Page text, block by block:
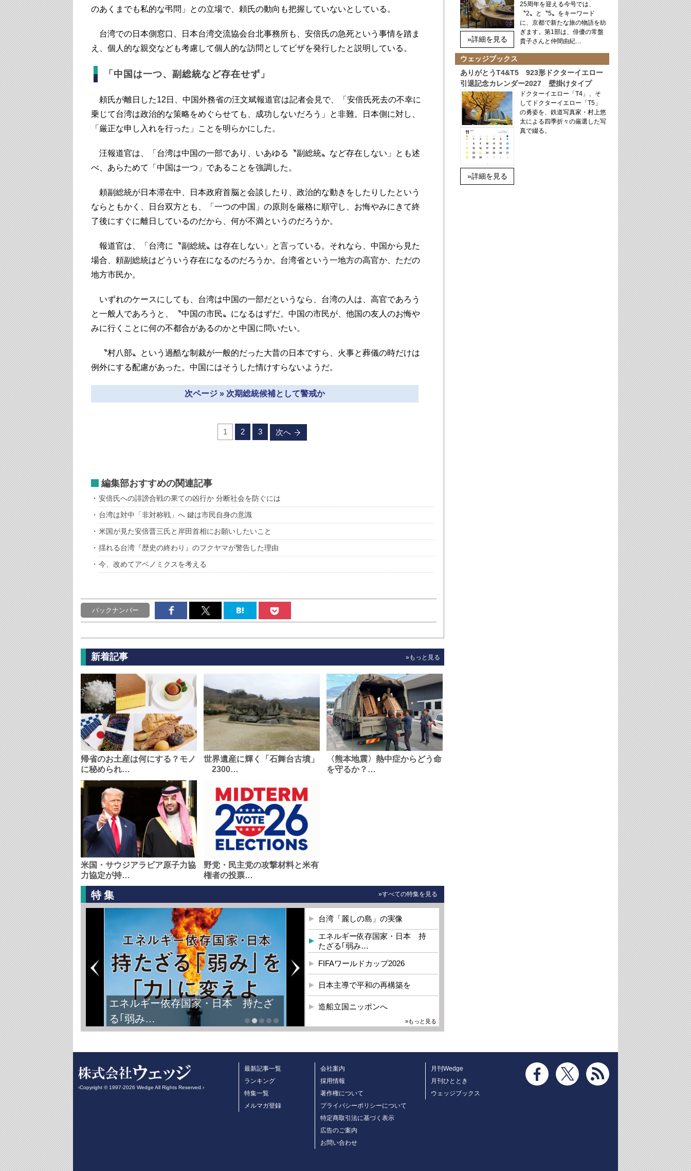
のあくまでも私的な弔問」との立場で、頼氏の動向も把握していないとしている。
台湾での日本側窓口、日本台湾交流協会台北事務所も、安倍氏の急死という事情を踏ま
え、個人的な親交なども考慮して個人的な訪問としてビザを発行したと説明している。
「中国は一つ、副総統など存在せず」
頼氏が離日した12日、中国外務省の汪文斌報道官は記者会見で、「安倍氏死去の不幸に
乗じて台湾は政治的な策略をめぐらせても、成功しないだろう」と非難。日本側に対し、
「厳正な申し入れを行った」ことを明らかにした。
汪報道官は、「台湾は中国の一部であり、いあゆる〝副総統〟など存在しない」とも述
べ、あらためて「中国は一つ」であることを強調した。
頼副総統が日本滞在中、日本政府首脳と会談したり、政治的な動きをしたりしたという
ならともかく、日台双方とも、「一つの中国」の原則を厳格に順守し、お悔やみにきて終
了後にすぐに離日しているのだから、何が不満というのだろうか。
報道官は、「台湾に〝副総統〟は存在しない」と言っている。それなら、中国から見た
場合、頼副総統はどういう存在になるのだろうか。台湾省という一地方の高官か、ただの
地方市民か。
いずれのケースにしても、台湾は中国の一部だというなら、台湾の人は、高官であろう
と一般人であろうと、〝中国の市民〟になるはずだ。中国の市民が、他国の友人のお悔や
みに行くことに何の不都合があるのかと中国に問いたい。
〝村八部〟という過酷な制裁が一般的だった大昔の日本ですら、火事と葬儀の時だけは
例外にする配慮があった。中国にはそうした情けすらないようだ。
次ページ » 次期総統候補として警戒か
1 2 3 次へ
編集部おすすめの関連記事
安倍氏への誹謗合戦の果ての凶行か 分断社会を防ぐには
台湾は対中「非対称戦」へ 鍵は市民自身の意識
米国が見た安倍晋三氏と岸田首相にお願いしたいこと
揺れる台湾『歴史の終わり』のフクヤマが警告した理由
今、改めてアベノミクスを考える
バックナンバー
新着記事 »もっと見る
帰省のお土産は何にする？モノ
に秘められ…
世界遺産に輝く「石舞台古墳」
2300…
〈熊本地震〉熱中症からどう命
を守るか？…
米国・サウジアラビア原子力協
力協定が持…
野党・民主党の攻撃材料と米有
権者の投票…
特集 »すべての特集を見る
FIFAワールドカップ2026
台湾「麗しの島」の実像
エネルギー依存国家・日本 持
たざる｢弱み…
FIFAワールドカップ2026
日本主導で平和の再構築を
造船立国ニッポンへ
»もっと見る
»詳細を見る
25周年を迎える今号では、
〝2〟と〝5〟をキーワード
に、京都で新たな旅の物語を紡
ぎます。第1部は、俳優の常盤
貴子さんと仲間由紀…
ウェッジブックス
ありがとうT4&T5 923形ドクターイエロー
引退記念カレンダー2027 壁掛けタイプ
»詳細を見る
ドクターイエロー「T4」、そ
してドクターイエロー「T5」
の勇姿を、鉄道写真家・村上悠
太による四季折々の厳選した写
真で綴る。
‹Copyright © 1997-2026 Wedge All Rights Reserved.›
最新記事一覧
ランキング
特集一覧
メルマガ登録
会社案内
採用情報
著作権について
プライバシーポリシーについて
特定商取引法に基づく表示
広告のご案内
お問い合わせ
月刊Wedge
月刊ひととき
ウェッジブックス